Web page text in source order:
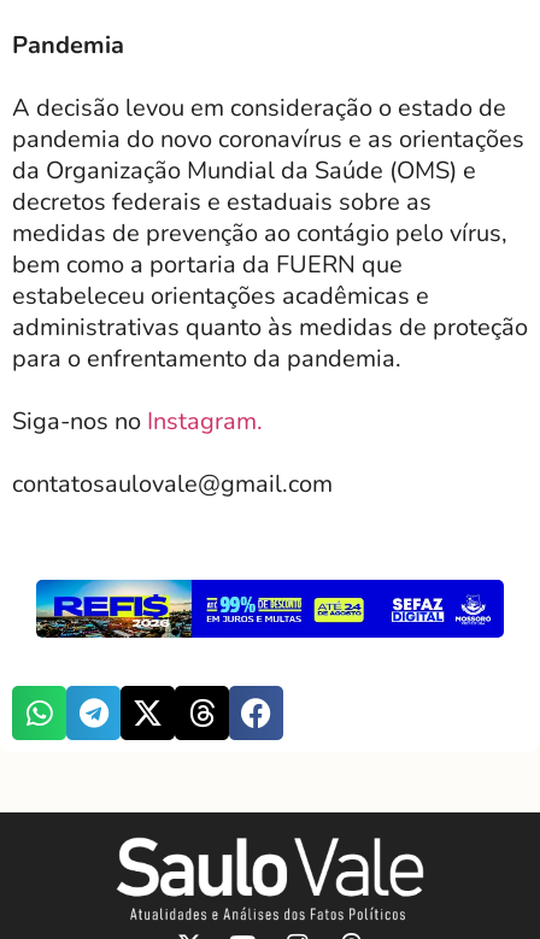
Pandemia
A decisão levou em consideração o estado de
pandemia do novo coronavírus e as orientações
da Organização Mundial da Saúde (OMS) e
decretos federais e estaduais sobre as
medidas de prevenção ao contágio pelo vírus,
bem como a portaria da FUERN que
estabeleceu orientações acadêmicas e
administrativas quanto às medidas de proteção
para o enfrentamento da pandemia.
Siga-nos no Instagram.
contatosaulovale@gmail.com